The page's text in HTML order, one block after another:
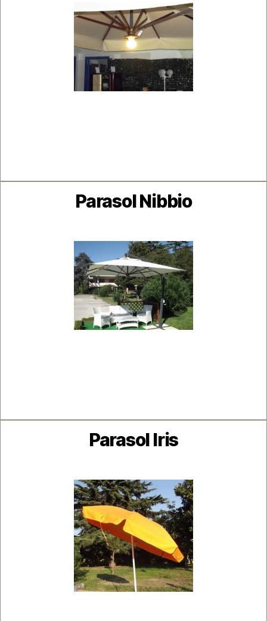
Catégories
Parasol Nibbio
Catégories
Parasol Iris